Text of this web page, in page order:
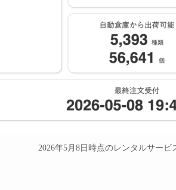
2026年5月8日時点のレンタルサービ